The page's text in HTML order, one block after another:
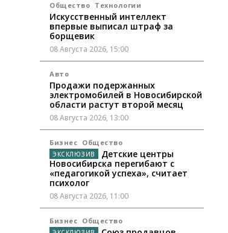
Общество Технологии
Искусственный интеллект
впервые выписал штраф за
борщевик
08 Августа 2026, 15:00
Авто
Продажи подержанных
электромобилей в Новосибирской
области растут второй месяц
08 Августа 2026, 13:00
Бизнес Общество
Детские центры
Новосибирска перегибают с
«педагогикой успеха», считает
психолог
08 Августа 2026, 11:00
Бизнес Общество